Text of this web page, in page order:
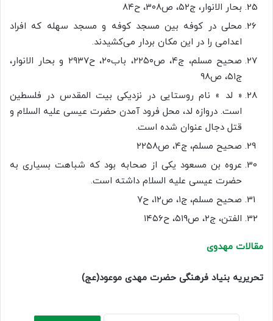
بحار الانوار، ج۵۲، ص۳۰۸، ح۸۴
محلی در کوفه بین مسجد کوفه و مسجد سهله که افراد
اعدامی را در این مکان بردار می‌کشیدند.
صحیح مسلم، ج۴، ص۲۲۵۰، باب۲۰، ح۲۹۳۷ و بحار الانوار،
ج۵۱، ص۹۸
« لد » نام روستایی در نزدیکی بیت المقدس در فلسطین
است. دروازه لد، محل فرود آمدن حضرت عیسی علیه السلام و
قتل دجال عنوان شده است.
صحیح مسلم، ج۴، ص۲۲۵۸
عروه بن مسعود یکی از صحابه بود که شباهت بسیاری به
حضرت عیسی علیه السلام داشته است.
صحیح مسلم، ج۱، ص۱۲، ح۷
الفتن، ج۲، ص۵۱۹، ح۱۴۵۶
مقالات مهدوی
تحریریه بنیاد فرهنگی حضرت مهدی موعود(عج)